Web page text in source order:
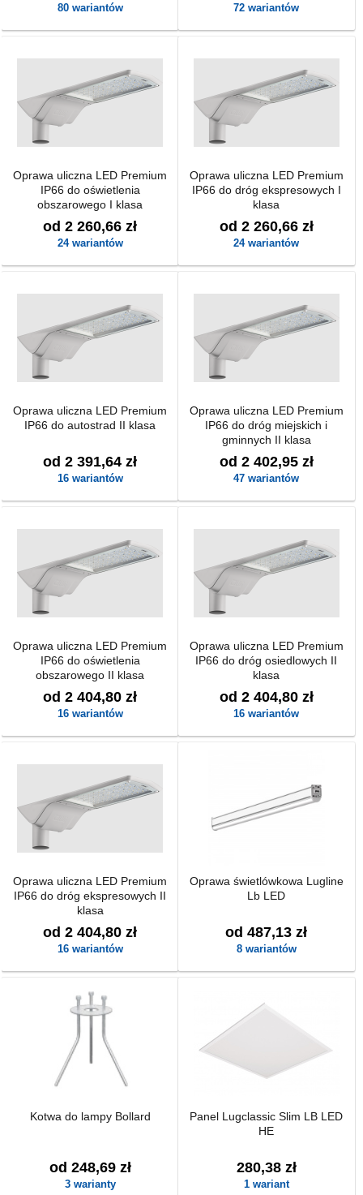
80 wariantów 72 wariantów
Oprawa uliczna LED Premium
IP66 do oświetlenia
obszarowego I klasa
od 2 260,66 zł
24 wariantów
Oprawa uliczna LED Premium
IP66 do dróg ekspresowych I
klasa
od 2 260,66 zł
24 wariantów
Oprawa uliczna LED Premium
IP66 do autostrad II klasa
od 2 391,64 zł
16 wariantów
Oprawa uliczna LED Premium
IP66 do dróg miejskich i
gminnych II klasa
od 2 402,95 zł
47 wariantów
Oprawa uliczna LED Premium
IP66 do oświetlenia
obszarowego II klasa
od 2 404,80 zł
16 wariantów
Oprawa uliczna LED Premium
IP66 do dróg osiedlowych II
klasa
od 2 404,80 zł
16 wariantów
Oprawa uliczna LED Premium
IP66 do dróg ekspresowych II
klasa
od 2 404,80 zł
16 wariantów
Oprawa świetlówkowa Lugline
Lb LED
od 487,13 zł
8 wariantów
Kotwa do lampy Bollard
od 248,69 zł
3 warianty
Panel Lugclassic Slim LB LED
HE
280,38 zł
1 wariant